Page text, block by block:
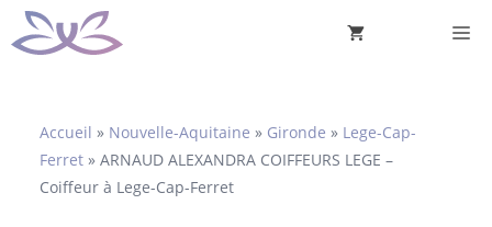
Aller
au
Accueil » Nouvelle-Aquitaine » Gironde » Lege-Cap-
Ferret » ARNAUD ALEXANDRA COIFFEURS LEGE –
Coiffeur à Lege-Cap-Ferret